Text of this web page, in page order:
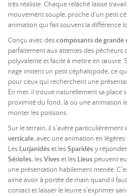
très réaliste. Chaque relâché laisse
mouvement souple, proche d’un petit
animation qui fait souvent la différence
Conçu avec descomposants de grande
parfaitement aux attentes des pêcheurs
polyvalente et facile à mettre en œuvre.
nage imitent un petit céphalopode, ce
pour ceux qui recherchent une
En mer, il trouve naturellement sa place
proximité du fond, là où une animation
monter les poissons.
Sur le terrain, il s’avère particulièrement
verticale, avec une animation en
Les Lutjanidéset lesSparidésy
Sérioles, lesViveset les Lieus peuvent
une présentation habilement menée.
aime avoir à portée de main quand il
contact et laisser le leurre s’exprimer